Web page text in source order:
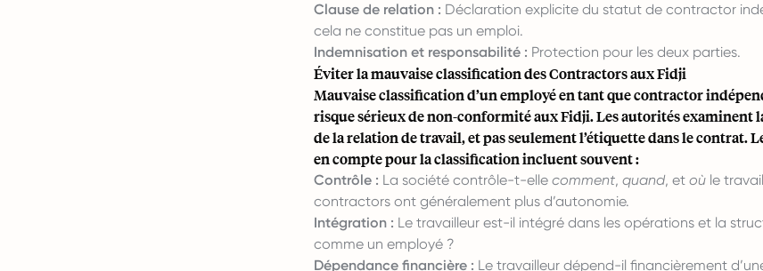
Clause de relation : Déclaration explicite du statut de contractor
cela ne constitue pas un emploi.
Indemnisation et responsabilité : Protection pour les deux parties.
Éviter la mauvaise classification des Contractors aux Fidji
Mauvaise classification d’un employé en tant que contractor
risque sérieux de non-conformité aux Fidji. Les autorités examinent
de la relation de travail, et pas seulement l’étiquette dans le contrat.
en compte pour la classification incluent souvent :
Contrôle : La société contrôle-t-elle comment, quand, et où le
contractors ont généralement plus d’autonomie.
Intégration : Le travailleur est-il intégré dans les opérations et la
comme un employé ?
Dépendance financière : Le travailleur dépend-il financièrement